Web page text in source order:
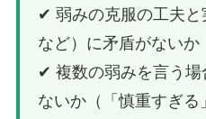
✔ 弱みの克服の工夫と
など）に矛盾がないか
✔ 複数の弱みを言う
ないか（「慎重すぎる